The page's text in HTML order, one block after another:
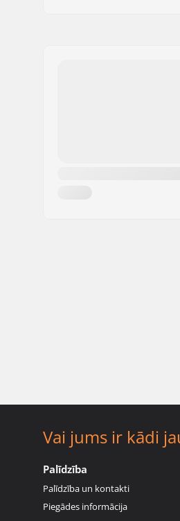
Vai jums ir kādi
Palīdzība
Palīdzība un kontakti
Piegādes informācija